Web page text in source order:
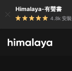
Himalaya-有聲書
4.8k 安裝